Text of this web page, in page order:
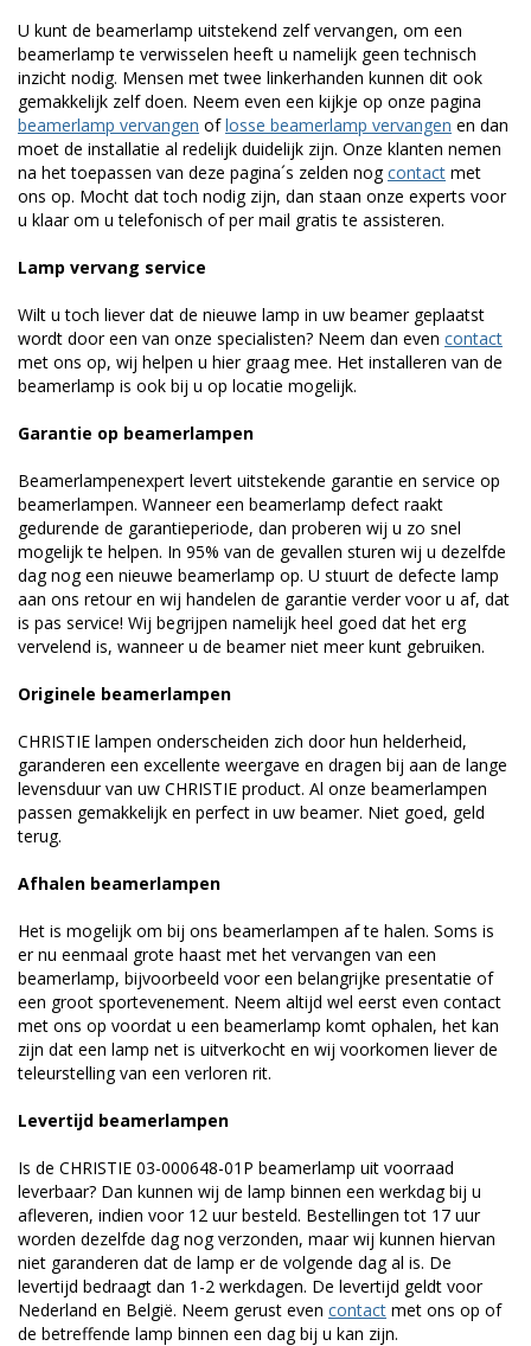
U kunt de beamerlamp uitstekend zelf vervangen, om een
beamerlamp te verwisselen heeft u namelijk geen technisch
inzicht nodig. Mensen met twee linkerhanden kunnen dit ook
gemakkelijk zelf doen. Neem even een kijkje op onze pagina
beamerlamp vervangen oflosse beamerlamp vervangen en dan
moet de installatie al redelijk duidelijk zijn. Onze klanten nemen
na het toepassen van deze pagina´s zelden nogcontact met
ons op. Mocht dat toch nodig zijn, dan staan onze experts voor
u klaar om u telefonisch of per mail gratis te assisteren.
Lamp vervang service
Wilt u toch liever dat de nieuwe lamp in uw beamer geplaatst
wordt door een van onze specialisten? Neem dan even contact
met ons op, wij helpen u hier graag mee. Het installeren van de
beamerlamp is ook bij u op locatie mogelijk.
Garantie op beamerlampen
Beamerlampenexpert levert uitstekende garantie en service op
beamerlampen. Wanneer een beamerlamp defect raakt
gedurende de garantieperiode, dan proberen wij u zo snel
mogelijk te helpen. In 95% van de gevallen sturen wij u dezelfde
dag nog een nieuwe beamerlamp op. U stuurt de defecte lamp
aan ons retour en wij handelen de garantie verder voor u af, dat
is pas service! Wij begrijpen namelijk heel goed dat het erg
vervelend is, wanneer u de beamer niet meer kunt gebruiken.
Originele beamerlampen
CHRISTIE lampen onderscheiden zich door hun helderheid,
garanderen een excellente weergave en dragen bij aan de lange
levensduur van uw CHRISTIE product. Al onze beamerlampen
passen gemakkelijk en perfect in uw beamer. Niet goed, geld
terug.
Afhalen beamerlampen
Het is mogelijk om bij ons beamerlampen af te halen. Soms is
er nu eenmaal grote haast met het vervangen van een
beamerlamp, bijvoorbeeld voor een belangrijke presentatie of
een groot sportevenement. Neem altijd wel eerst even contact
met ons op voordat u een beamerlamp komt ophalen, het kan
zijn dat een lamp net is uitverkocht en wij voorkomen liever de
teleurstelling van een verloren rit.
Levertijd beamerlampen
Is de CHRISTIE 03-000648-01P beamerlamp uit voorraad
leverbaar? Dan kunnen wij de lamp binnen een werkdag bij u
afleveren, indien voor 12 uur besteld. Bestellingen tot 17 uur
worden dezelfde dag nog verzonden, maar wij kunnen hiervan
niet garanderen dat de lamp er de volgende dag al is. De
levertijd bedraagt dan 1-2 werkdagen. De levertijd geldt voor
Nederland en België. Neem gerust even contact met ons op of
de betreffende lamp binnen een dag bij u kan zijn.